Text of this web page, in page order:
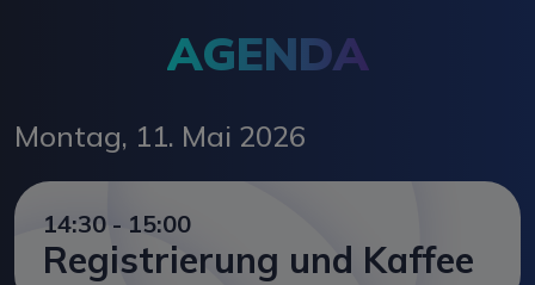
AGENDA
Montag, 11. Mai 2026
14:30 - 15:00
Registrierung und Kaffee